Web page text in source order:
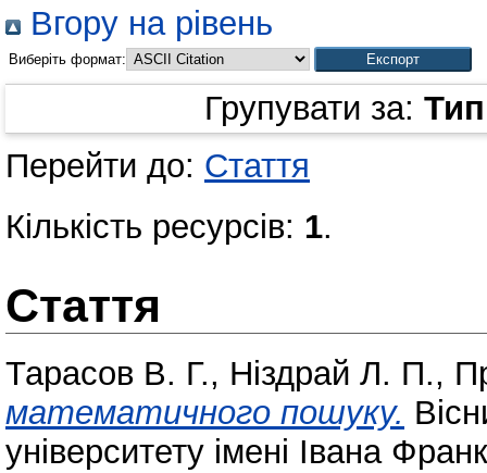
Вгору на рівень
Виберіть формат:
Групувати за:
Перейти до: Стаття
Кількість ресурсів: 1.
Стаття
Тарасов В. Г., Ніздрай Л. П.,
математичного пошуку.
університету імені Івана